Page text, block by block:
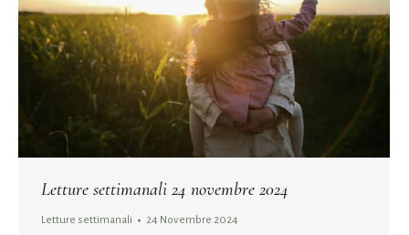
Letture settimanali 24 novembre 2024
Letture settimanali 24 Novembre 2024